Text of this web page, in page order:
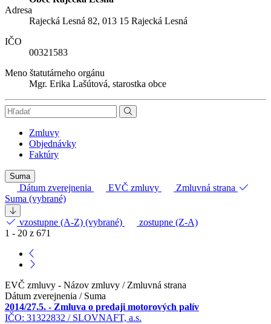
Adresa
Rajecká Lesná 82, 013 15 Rajecká Lesná
IČO
00321583
Meno štatutárneho orgánu
Mgr. Erika Lašútová, starostka obce
Zmluvy
Objednávky
Faktúry
Suma
Dátum zverejnenia EVČ zmluvy
Zmluvná strana
Suma (vybrané)
vzostupne (A-Z) (vybrané)
zostupne (Z-A)
1 - 20 z 671
EVČ zmluvy - Názov zmluvy / Zmluvná strana
Dátum zverejnenia / Suma
2014/27.5. - Zmluva o predaji motorových palív
IČO: 31322832 / SLOVNAFT, a.s.